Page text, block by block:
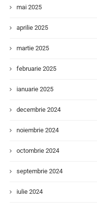
mai 2025
aprilie 2025
martie 2025
februarie 2025
ianuarie 2025
decembrie 2024
noiembrie 2024
octombrie 2024
septembrie 2024
iulie 2024